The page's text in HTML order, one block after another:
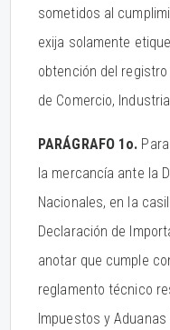
sometidos al
exija solamente
obtención del
de Comercio,
PARÁGRAFO 1o.
la mercancía ante la
Nacionales, en la
Declaración de
anotar que cumple
reglamento técnico
Impuestos y